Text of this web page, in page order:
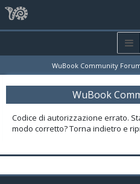
WuBook Community
WuBook
Codice di autorizzazione errato.
modo corretto? Torna indietro e